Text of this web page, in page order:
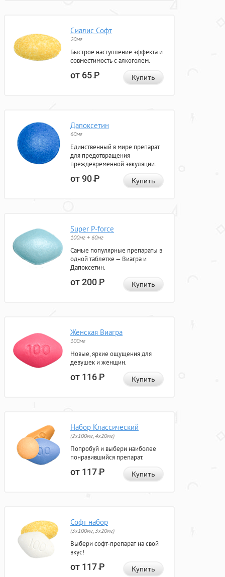
Сиалис Софт
20мг
Быстрое наступление эффекта и
совместимость с алкоголем.
от 65Р Купить
Дапоксетин
60мг
Единственный в мире препарат
для предотвращения
преждевременной эякуляции.
от 90Р Купить
Super P-force
100мг + 60мг
Самые популярные препараты в
одной таблетке — Виагра и
Дапоксетин.
от 200Р Купить
Женская Виагра
100мг
Новые, яркие ощущения для
девушек и женщин.
от 116Р Купить
Набор Классический
(2x100мг, 4x20мг)
Попробуй и выбери наиболее
понравившийся препарат.
от 117Р Купить
Софт набор
(3x100мг, 3x20мг)
Выбери софт-препарат на свой
вкус!
от 117Р Купить